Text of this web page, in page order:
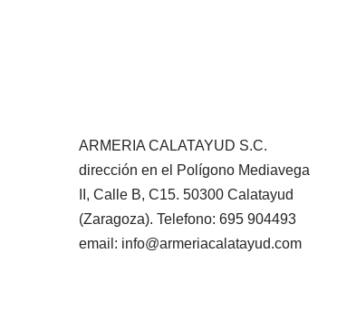
ARMERIA CALATAYUD S.C.
dirección en el Polígono Mediavega
II, Calle B, C15. 50300 Calatayud
(Zaragoza). Telefono: 695 904493
email: info@armeriacalatayud.com